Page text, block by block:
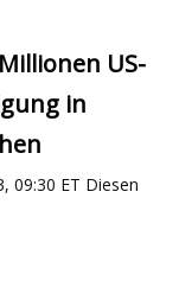
US-
in
09:30 ET Diesen